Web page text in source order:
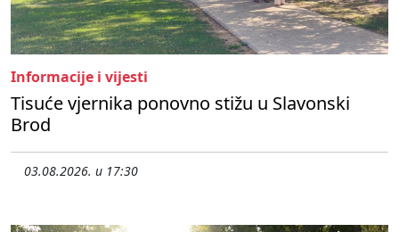
Informacije i vijesti
Tisuće vjernika ponovno stižu u Slavonski
Brod
03.08.2026. u 17:30